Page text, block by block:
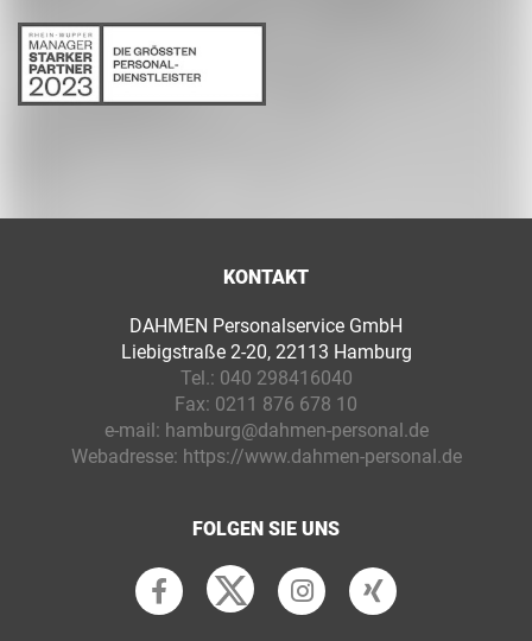
KONTAKT
DAHMEN Personalservice GmbH
Liebigstraße 2-20, 22113 Hamburg
Tel.: 040 298416040
Fax: 0211 876 678 10
e-mail: hamburg@dahmen-personal.de
Webadresse: https://www.dahmen-personal.de
FOLGEN SIE UNS